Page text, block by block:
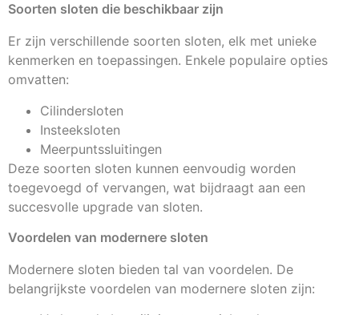
Soorten sloten die beschikbaar zijn
Er zijn verschillende soorten sloten, elk met unieke
kenmerken en toepassingen. Enkele populaire opties
omvatten:
Cilindersloten
Insteeksloten
Meerpuntssluitingen
Deze soorten sloten kunnen eenvoudig worden
toegevoegd of vervangen, wat bijdraagt aan een
succesvolle upgrade van sloten.
Voordelen van modernere sloten
Modernere sloten bieden tal van voordelen. De
belangrijkste voordelen van modernere sloten zijn: